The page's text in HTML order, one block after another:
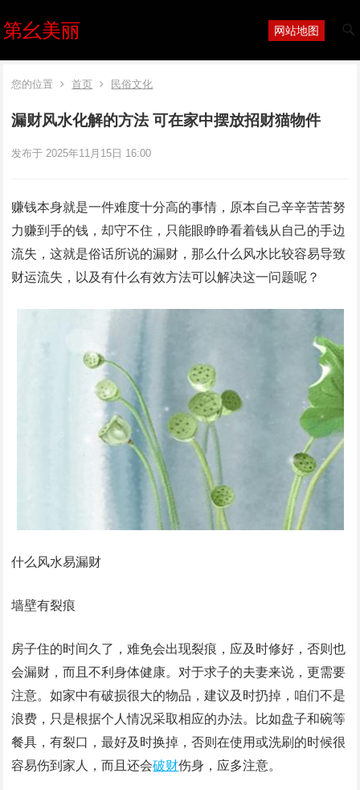
第幺美丽 网站地图
您的位置 首页 民俗文化
漏财风水化解的方法 可在家中摆放招财猫物件
发布于 2025年11月15日 16:00
赚钱本身就是一件难度十分高的事情，原本自己辛辛苦苦努
力赚到手的钱，却守不住，只能眼睁睁看着钱从自己的手边
流失，这就是俗话所说的漏财，那么什么风水比较容易导致
财运流失，以及有什么有效方法可以解决这一问题呢？
什么风水易漏财
墙壁有裂痕
房子住的时间久了，难免会出现裂痕，应及时修好，否则也
会漏财，而且不利身体健康。对于求子的夫妻来说，更需要
注意。如家中有破损很大的物品，建议及时扔掉，咱们不是
浪费，只是根据个人情况采取相应的办法。比如盘子和碗等
餐具，有裂口，最好及时换掉，否则在使用或洗刷的时候很
容易伤到家人，而且还会破财伤身，应多注意。